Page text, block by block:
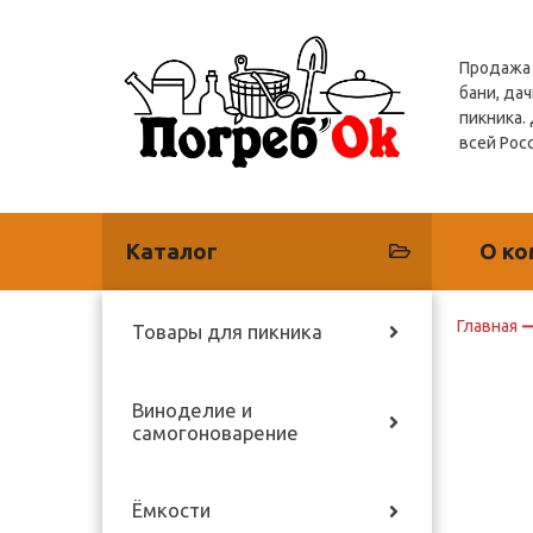
Продажа
бани,
пикника.
всей
Каталог О
Товары для пикника
Виноделие и
самогоноварение
Ёмкости
Главная